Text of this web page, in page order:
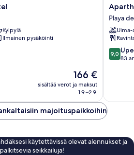
Kylpylä
Ilmainen pysäköinti
Hinta
on
166 €
166 €
sisältää verot ja maksut
1.9.–2.9.
Parque
IV
Playa
de
las
Playa
Uima-
9.0
kautta
9,0
83
majoituspaikkoihin
käytettävissä olevat alennukset ja
seikkailuja!